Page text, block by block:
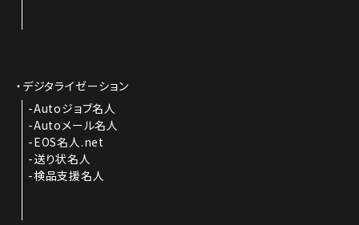
デジタライゼーション
Autoジョブ名人
Autoメール名人
EOS名人.net
送り状名人
検品支援名人